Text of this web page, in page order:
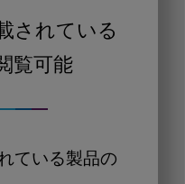
されている
覧可能
ている製品の